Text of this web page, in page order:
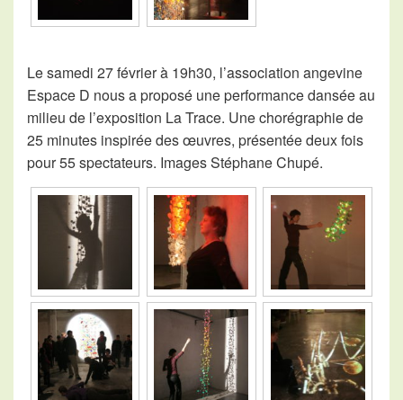
Le samedi 27 février à 19h30, l’association angevine
Espace D nous a proposé une performance dansée au
milieu de l’exposition La Trace. Une chorégraphie de
25 minutes inspirée des œuvres, présentée deux fois
pour 55 spectateurs. Images Stéphane Chupé.